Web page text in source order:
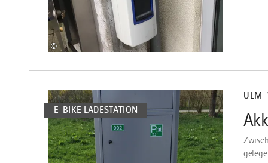
©
E-BIKE LADESTATION
ULM-
2